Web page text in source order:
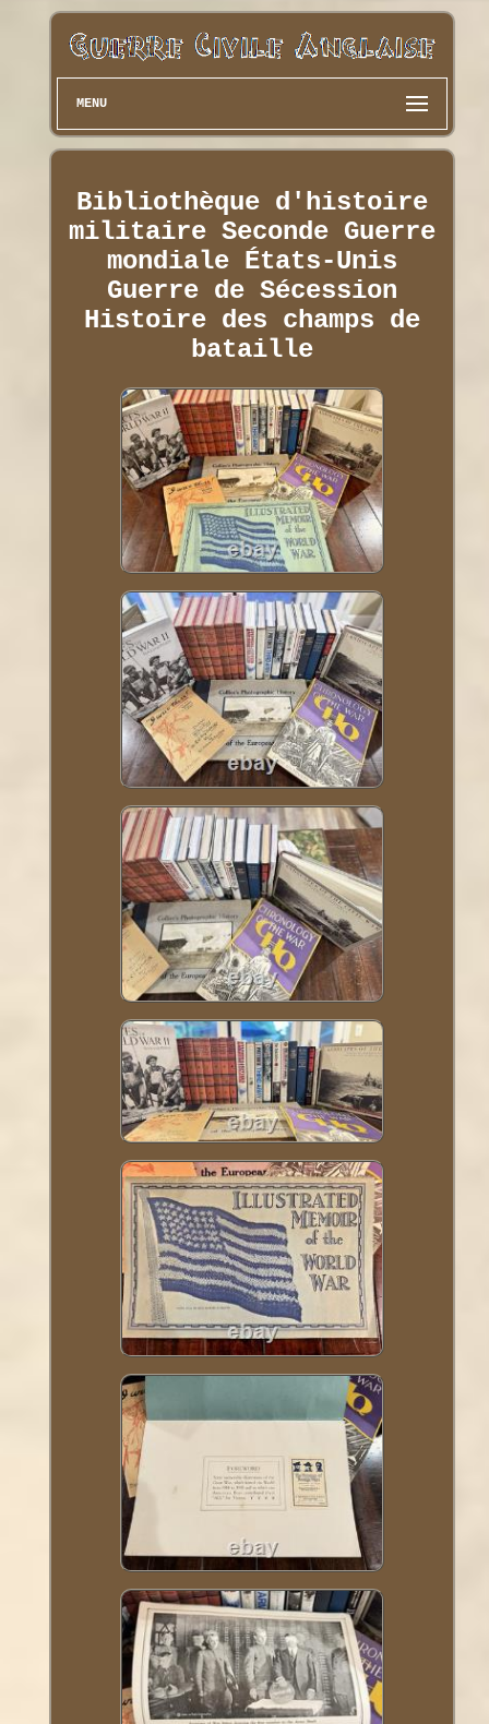
MENU
Bibliothèque d'histoire
militaire Seconde Guerre
mondiale États-Unis
Guerre de Sécession
Histoire des champs de
bataille